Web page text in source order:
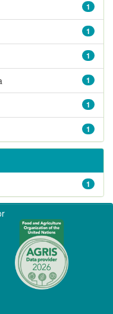
1
1
1
1
1
1
1